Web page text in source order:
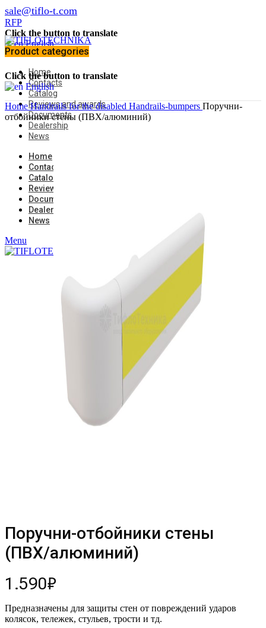
sale@tiflo-t.com
RFP
Click the button to translate
English
Product categories
Home
Contacts
Catalog
Reviews and awards
Documents
Dealership
News
Home
Contacts
Catalog
Reviews and awards
Documents
Dealership
News
Menu
Click the button to translate
English
HomeHandrails for the disabled Handrails-bumpers Поручни-
отбойники стены (ПВХ/алюминий)
Поручни-отбойники стены
(ПВХ/алюминий)
1.590₽
Предназначены для защиты стен от повреждений ударов
колясок, тележек, стульев, трости и тд.